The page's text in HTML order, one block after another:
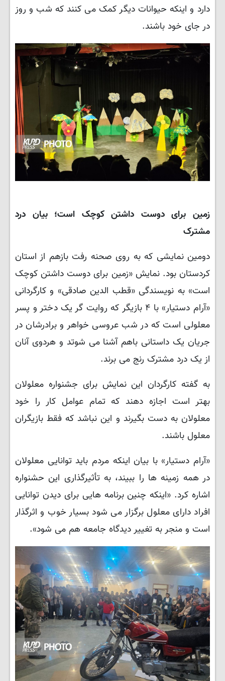
دارد و اینکه حیوانات دیگر کمک می کنند که شب و روز
در جای خود باشند.
زمین برای دوست داشتن کوچک است؛ بیان درد
مشترک
دومین نمایشی که به روی صحنه رفت بازهم از استان
کردستان بود. نمایش «زمین برای دوست داشتن کوچک
است» به نویسندگی «قطب الدین صادقی» و کارگردانی
«آرام دستیار» با ۴ بازیگر که روایت گر یک دختر و پسر
معلولی است که در شب عروسی خواهر و برادرشان در
جریان یک داستانی باهم آشنا می شوتد و هردوی آنان
از یک درد مشترک رنج می برند.
به گفته کارگردان این نمایش برای جشنواره معلولان
بهتر است اجازه دهند که تمام عوامل کار را خود
معلولان به دست بگیرند و این نباشد که فقط بازیگران
معلول باشند.
«آرام دستیار» با بیان اینکه مردم باید توانایی معلولان
در همه زمینه ها را ببیند، به تأثیرگذاری این حشنواره
اشاره کرد. «اینکه چنین برنامه هایی برای دیدن توانایی
افراد دارای معلول برگزار می شود بسیار خوب و اثرگذار
است و منجر به تغییر دیدگاه جامعه هم می شود».